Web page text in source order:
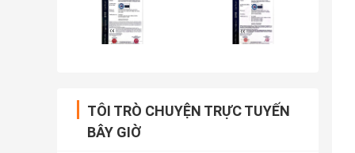
TÔI TRÒ CHUYỆN TRỰC TUYẾN
BÂY GIỜ